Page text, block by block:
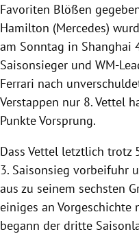
Untermenü
Untermenü
Untermenü
Untermenü
Untermenü
Favoriten Blößen
Hamilton (Mercedes)
am Sonntag in Shanghai
Saisonsieger und WM-
Ferrari nach
Verstappen nur 8.Vettel
Punkte Vorsprung.
Dass Vettel letztlich trotz
3. Saisonsieg vorbeifuhr
aus zu seinem sechsten
einiges an Vorgeschichte
begann der dritte